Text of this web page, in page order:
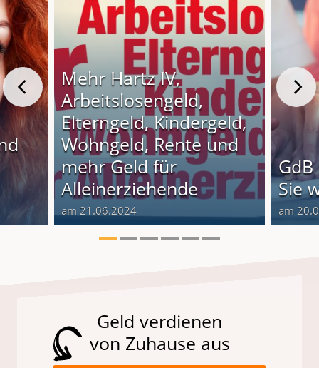
Mehr Hartz IV,
Arbeitslosengeld,
Elterngeld, Kindergeld,
Wohngeld, Rente und
mehr Geld für
Alleinerziehende
am 21.06.2024
Sie
am
Geld verdienen
von Zuhause aus